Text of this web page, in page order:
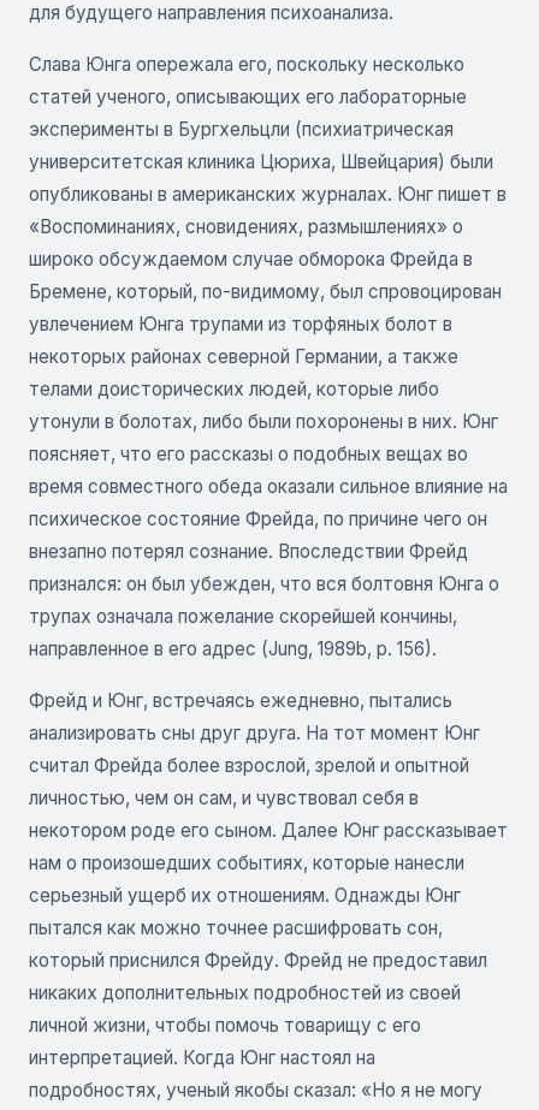
для будущего направления психоанализа.
Слава Юнга опережала его, поскольку несколько
статей ученого, описывающих его лабораторные
эксперименты в Бургхельцли (психиатрическая
университетская клиника Цюриха, Швейцария) были
опубликованы в американских журналах. Юнг пишет в
«Воспоминаниях, сновидениях, размышлениях» о
широко обсуждаемом случае обморока Фрейда в
Бремене, который, по-видимому, был спровоцирован
увлечением Юнга трупами из торфяных болот в
некоторых районах северной Германии, а также
телами доисторических людей, которые либо
утонули в болотах, либо были похоронены в них. Юнг
поясняет, что его рассказы о подобных вещах во
время совместного обеда оказали сильное влияние на
психическое состояние Фрейда, по причине чего он
внезапно потерял сознание. Впоследствии Фрейд
признался: он был убежден, что вся болтовня Юнга о
трупах означала пожелание скорейшей кончины,
направленное в его адрес (Jung, 1989b, р. 156).
Фрейд и Юнг, встречаясь ежедневно, пытались
анализировать сны друг друга. На тот момент Юнг
считал Фрейда более взрослой, зрелой и опытной
личностью, чем он сам, и чувствовал себя в
некотором роде его сыном. Далее Юнг рассказывает
нам о произошедших событиях, которые нанесли
серьезный ущерб их отношениям. Однажды Юнг
пытался как можно точнее расшифровать сон,
который приснился Фрейду. Фрейд не предоставил
никаких дополнительных подробностей из своей
личной жизни, чтобы помочь товарищу с его
интерпретацией. Когда Юнг настоял на
подробностях, ученый якобы сказал: «Но я не могу